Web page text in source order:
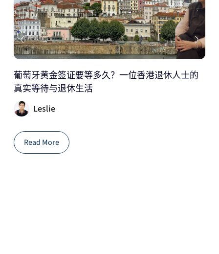
葡萄牙黄金签证要等多久？一位香港退休人士的
真实等待与退休生活
Leslie
Read More